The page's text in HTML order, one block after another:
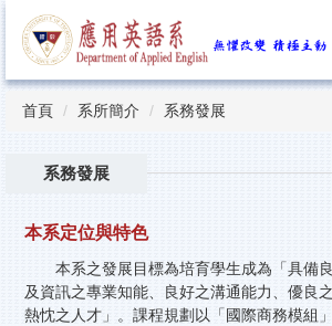
到
要
內首頁 系所簡介 系務發展
系務發展
本系定位與特色
本系之發展目標為培育學生成為「具備
及資訊之專業知能、良好之溝通能力、優良
熱忱之人才」。課程規劃以「國際商務模組